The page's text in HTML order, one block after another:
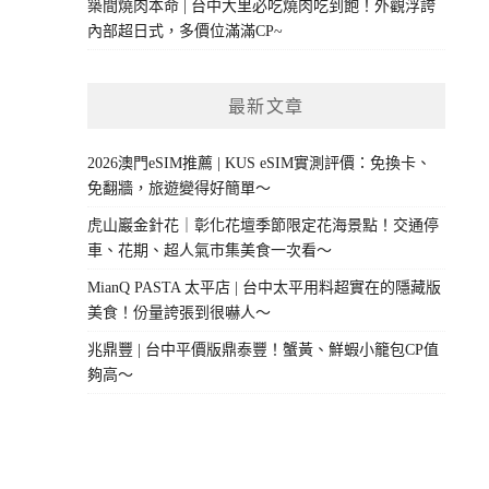
築間燒肉本命 | 台中大里必吃燒肉吃到飽！外觀浮誇
內部超日式，多價位滿滿CP~
最新文章
2026澳門eSIM推薦 | KUS eSIM實測評價：免換卡、
免翻牆，旅遊變得好簡單～
虎山巖金針花｜彰化花壇季節限定花海景點！交通停
車、花期、超人氣市集美食一次看～
MianQ PASTA 太平店 | 台中太平用料超實在的隱藏版
美食！份量誇張到很嚇人～
兆鼎豐 | 台中平價版鼎泰豐！蟹黃、鮮蝦小籠包CP值
夠高～